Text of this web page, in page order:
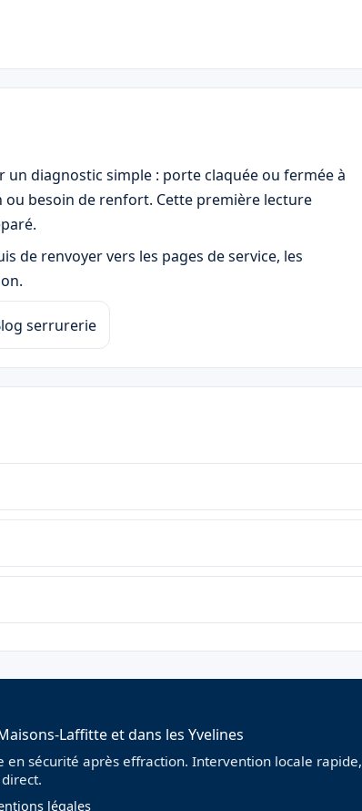
diagnostic simple : porte claquée ou fermée à
besoin de renfort. Cette première lecture
de renvoyer vers les pages de service, les
serrurerie
Laffitte et dans les Yvelines
sécurité après effraction. Intervention locale rapide,
légales